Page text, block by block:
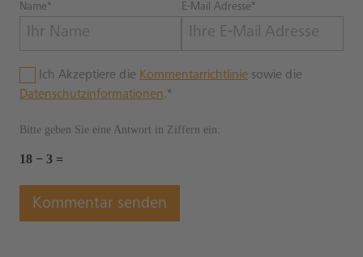
Name* E-Mail Adresse*
Ich Akzeptiere die Kommentarrichtlinie sowie die
Datenschutzinformationen.*
Bitte geben Sie eine Antwort in Ziffern ein:
18 − 3 =